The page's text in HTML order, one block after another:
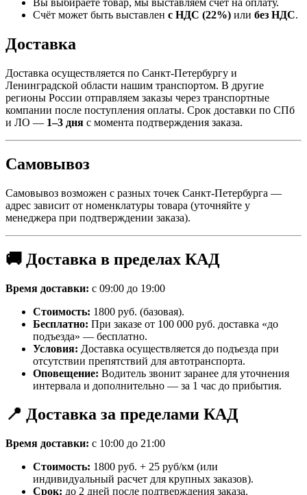
Вы выбираете товар, мы выставляем счёт на оплату.
Счёт может быть выставлен с НДС (22%) или без НДС.
Доставка
Доставка осуществляется по Санкт-Петербургу и
Ленинградской области нашим транспортом. В другие
регионы России отправляем заказы через транспортные
компании после поступления оплаты. Срок доставки по СПб
и ЛО — 1–3 дня с момента подтверждения заказа.
Самовывоз
Самовывоз возможен с разных точек Санкт-Петербурга —
адрес зависит от номенклатуры товара (уточняйте у
менеджера при подтверждении заказа).
🚚 Доставка в пределах КАД
Время доставки: с 09:00 до 19:00
Стоимость: 1800 руб. (базовая).
Бесплатно: При заказе от 100 000 руб. доставка «до
подъезда» — бесплатно.
Условия: Доставка осуществляется до подъезда при
отсутствии препятствий для автотранспорта.
Оповещение: Водитель звонит заранее для уточнения
интервала и дополнительно — за 1 час до прибытия.
📍 Доставка за пределами КАД
Время доставки: с 10:00 до 21:00
Стоимость: 1800 руб. + 25 руб/км (или
индивидуальный расчет для крупных заказов).
Срок: до 2 дней после подтверждения заказа.